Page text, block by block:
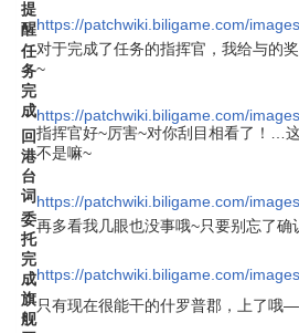
提
醒https://patchwiki.biligame.com/
任
务
完
成
对于完成了任务的指挥官，我给与的
~
https://patchwiki.biligame.com/
回
港
台
词
指挥官好~厉害~对你刮目相看了！…
不是嘛~
https://patchwiki.biligame.com/
委
托
完
成
再多看我几眼也没事哦~只要别忘了确
https://patchwiki.biligame.com/
旗
舰
只有现在很能干的什罗普郡，上了哦—